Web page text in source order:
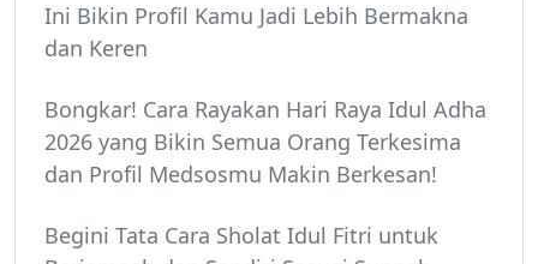
Ini Bikin Profil Kamu Jadi Lebih Bermakna
dan Keren
Bongkar! Cara Rayakan Hari Raya Idul Adha
2026 yang Bikin Semua Orang Terkesima
dan Profil Medsosmu Makin Berkesan!
Begini Tata Cara Sholat Idul Fitri untuk